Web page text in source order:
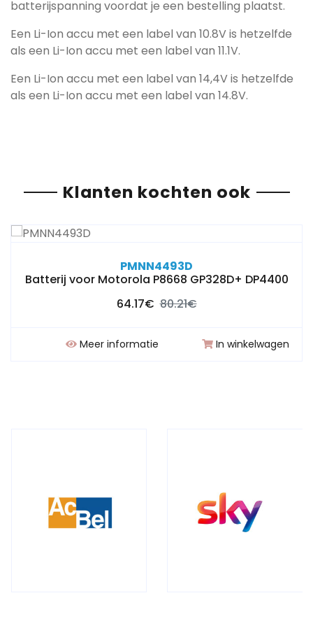
batterijspanning voordat je een bestelling plaatst.
Een Li-Ion accu met een label van 10.8V is hetzelfde
als een Li-Ion accu met een label van 11.1V.
Een Li-Ion accu met een label van 14,4V is hetzelfde
als een Li-Ion accu met een label van 14.8V.
Klanten kochten ook
PMNN4493D
Batterij voor Motorola P8668 GP328D+ DP4400
64.17€ 80.21€
Meer informatie In winkelwagen